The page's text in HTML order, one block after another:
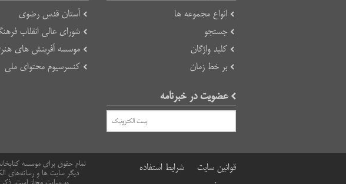
انواع مجموعه ها
جستجو
کلید واژگان
بر خط زمان
عضویت در خبرنامه
آستان قدس رضوی
شورای عالی انقلاب
موسسه آفرینش های
کنسرسیوم محتوای ملی
قوانین سایت
شرایط استفاده
تمام حقوق برای موسسه
دیگر سایت ها و رسانه‌های